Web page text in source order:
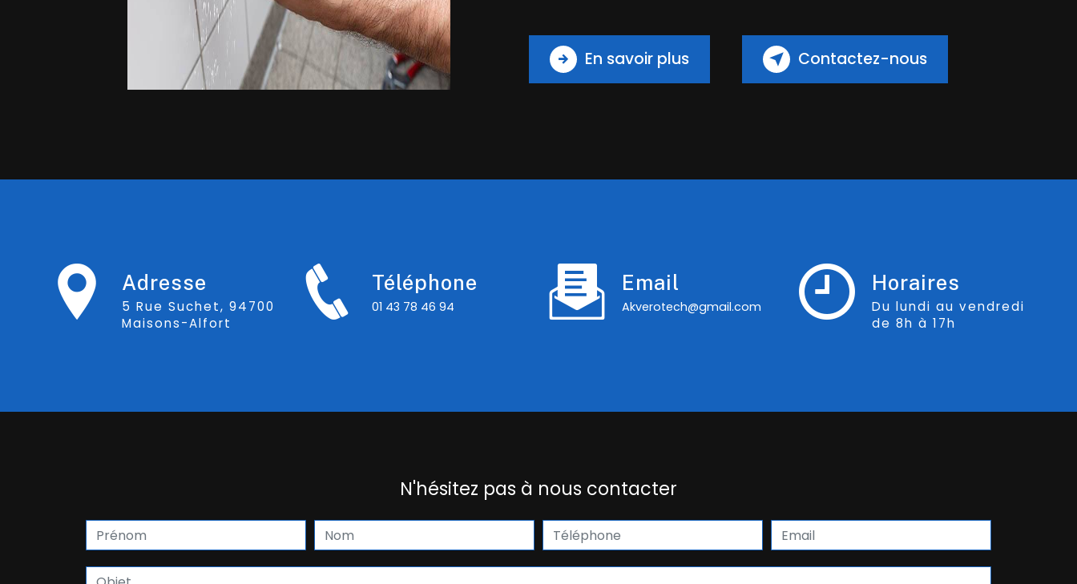
En savoir plus Contactez-nous
Adresse
5 Rue Suchet, 94700
Maisons-Alfort
Téléphone
01 43 78 46 94
Email
akverotech@gmail.com
Horaires
Du lundi au vendredi
de 8h à 17h
N'hésitez pas à nous contacter